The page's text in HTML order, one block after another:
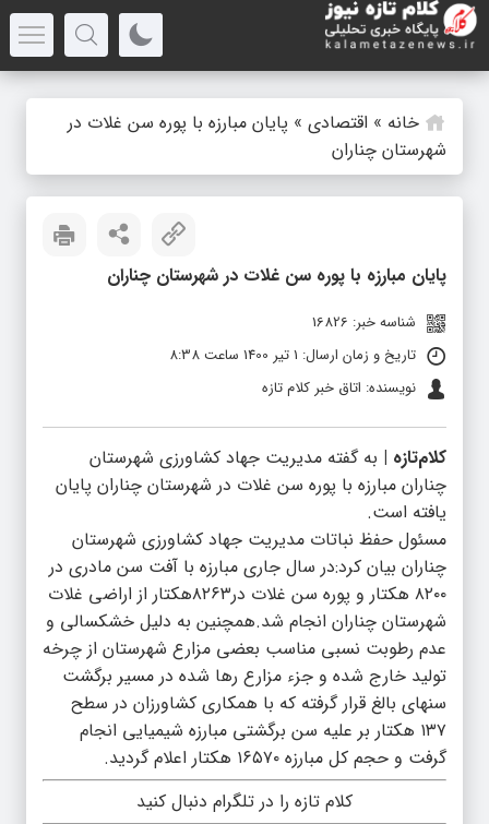
خانه » اقتصادی » پایان مبارزه با پوره سن غلات در
شهرستان چناران
پایان مبارزه با پوره سن غلات در شهرستان چناران
شناسه خبر: 16826
تاریخ و زمان ارسال: 1 تیر 1400 ساعت 8:38
نویسنده: اتاق خبر کلام تازه
کلام‌تازه | به گفته مدیریت جهاد کشاورزی شهرستان
چناران مبارزه با پوره سن غلات در شهرستان چناران پایان
یافته است.
مسئول حفظ نباتات مدیریت جهاد کشاورزی شهرستان
چناران بیان کرد:در سال جاری مبارزه با آفت سن مادری در
۸۲۰۰ هکتار و پوره سن غلات در۸۲۶۳هکتار از اراضی غلات
شهرستان چناران انجام شد.همچنین به دلیل خشکسالی و
عدم رطوبت نسبی مناسب بعضی مزارع شهرستان از چرخه
تولید خارج شده و جزء مزارع رها شده در مسیر برگشت
سنهای بالغ قرار گرفته که با همکاری کشاورزان در سطح
۱۳۷ هکتار بر علیه سن برگشتی مبارزه شیمیایی انجام
گرفت و حجم کل مبارزه ۱۶۵۷۰ هکتار اعلام گردید.
کلام تازه را در تلگرام دنبال کنید